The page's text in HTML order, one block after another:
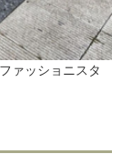
ァッショニスタ